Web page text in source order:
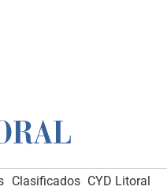
Clasificados CYD Litoral